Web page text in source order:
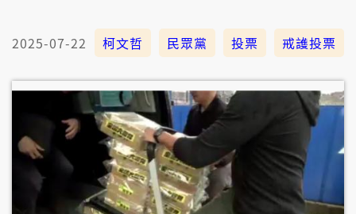
2025-07-22 柯文哲 民眾黨 投票 戒護投票